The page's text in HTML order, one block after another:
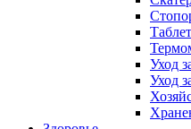
Уход
Уход